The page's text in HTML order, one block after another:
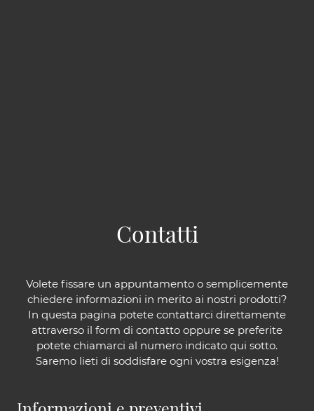
Contatti
Volete fissare un appuntamento o semplicemente
chiedere informazioni in merito ai nostri prodotti?
In questa pagina potete contattarci direttamente
attraverso il form di contatto oppure se preferite
potete chiamarci al numero indicato qui sotto.
Saremo lieti di soddisfare ogni vostra esigenza!